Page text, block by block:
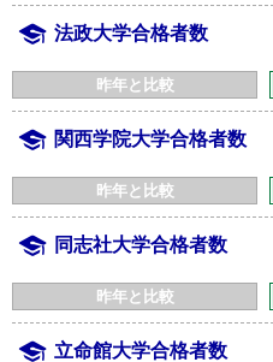
法政大学合格者数
昨年と比較
関西学院大学合格者数
昨年と比較
同志社大学合格者数
昨年と比較
立命館大学合格者数